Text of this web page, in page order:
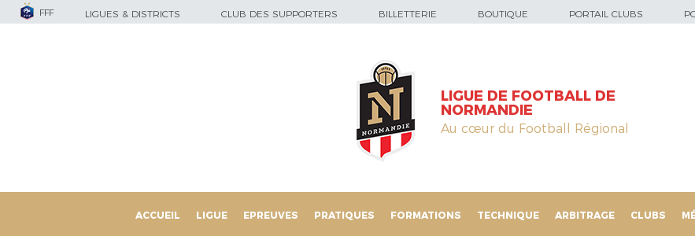
FFF LIGUES & DISTRICTS CLUB DES SUPPORTERS BILLETTERIE BOUTIQUE PORTAIL CLUBS
LIGUE DE FOOTBALL DE
NORMANDIE
Au cœur du Football Régional
ACCUEIL LIGUE EPREUVES PRATIQUES FORMATIONS TECHNIQUE ARBITRAGE CLUBS